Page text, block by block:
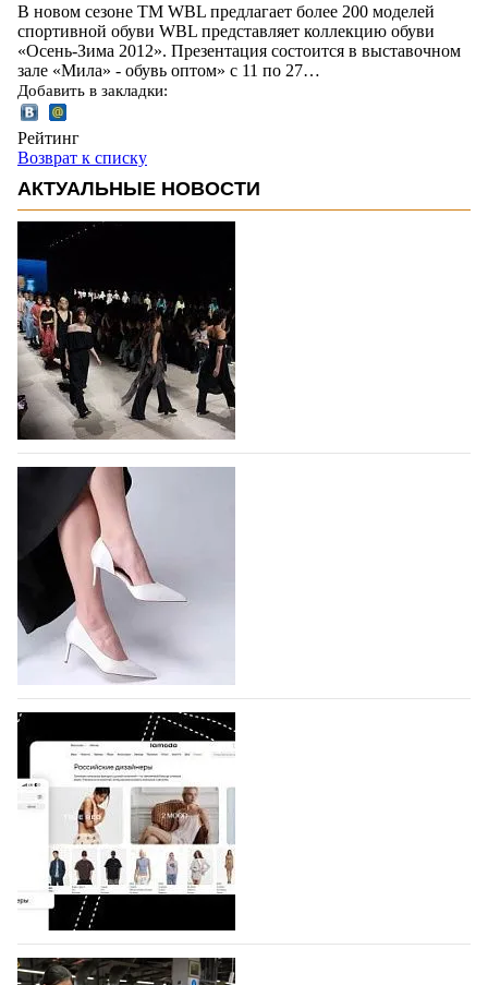
В новом сезоне ТМ WBL предлагает более 200 моделей
спортивной обуви WBL представляет коллекцию обуви
«Осень-Зима 2012». Презентация состоится в выставочном
зале «Мила» - обувь оптом» с 11 по 27…
Добавить в закладки:
Рейтинг
Возврат к списку
АКТУАЛЬНЫЕ НОВОСТИ
На участие в Московской неделе моды
подано 1047 заявок
На участие в седьмой Московской неделе моды,
которая пройдет в российской столице с 26 сентября
по 1 октября, уже подано 1047 заявок. Примерно
половину из них (494) прислали дизайнеры,
коллекции которых не были представлены в…
07.08.2026 765
BALLINA представит свои новинки на Euro
Shoes
Компания BALLINA Guangzhou Lihuang Footwear
Co., Ltd., основанная в 2011 году и расположенная в
Гуанчжоу, столице моды Китая, является
профессиональной обувной компанией,
объединяющей разработку, производство и…
07.08.2026 635
На платформе Lamoda - новый раздел и